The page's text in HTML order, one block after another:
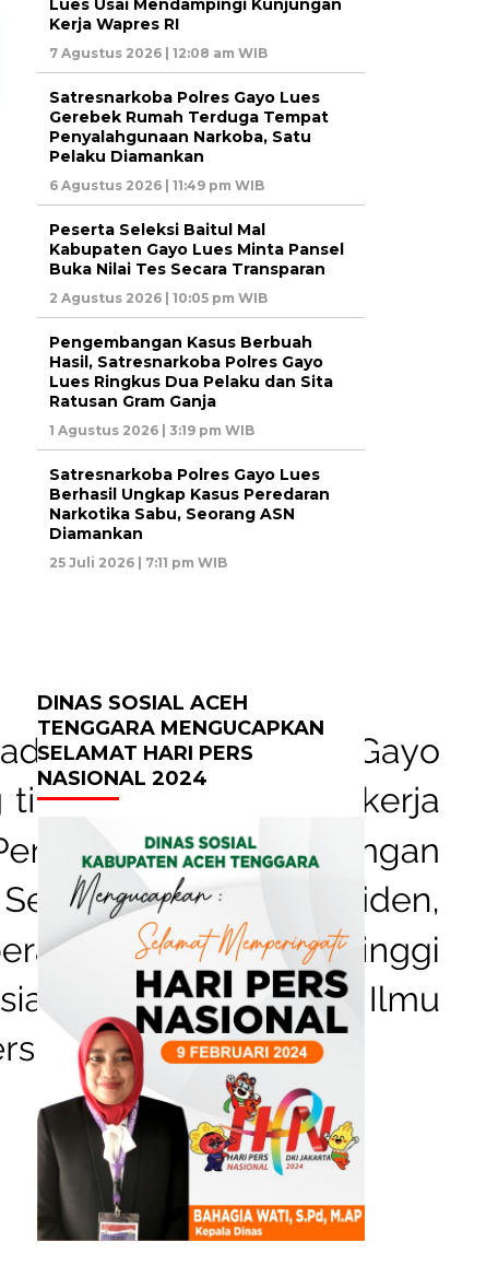
Lues Usai Mendampingi Kunjungan
Kerja Wapres RI
7 Agustus 2026 | 12:08 am WIB
Satresnarkoba Polres Gayo Lues
Gerebek Rumah Terduga Tempat
Penyalahgunaan Narkoba, Satu
Pelaku Diamankan
6 Agustus 2026 | 11:49 pm WIB
Peserta Seleksi Baitul Mal
Kabupaten Gayo Lues Minta Pansel
Buka Nilai Tes Secara Transparan
2 Agustus 2026 | 10:05 pm WIB
Pengembangan Kasus Berbuah
Hasil, Satresnarkoba Polres Gayo
Lues Ringkus Dua Pelaku dan Sita
Ratusan Gram Ganja
1 Agustus 2026 | 3:19 pm WIB
Satresnarkoba Polres Gayo Lues
Berhasil Ungkap Kasus Peredaran
Narkotika Sabu, Seorang ASN
Diamankan
25 Juli 2026 | 7:11 pm WIB
DINAS SOSIAL ACEH
TENGGARA MENGUCAPKAN
SELAMAT HARI PERS
NASIONAL 2024